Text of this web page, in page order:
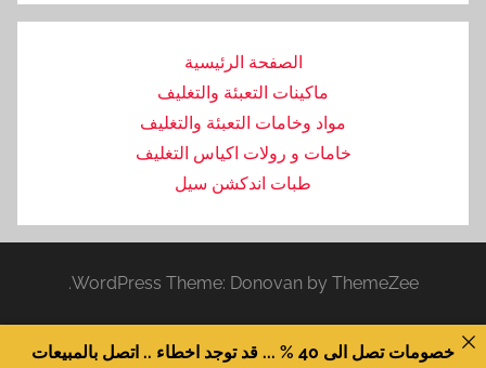
الصفحة الرئيسية
ماكينات التعبئة والتغليف
مواد وخامات التعبئة والتغليف
خامات و رولات اكياس التغليف
طبات اندكشن سيل
WordPress Theme: Donovan by ThemeZee.
خصومات تصل الى 40 % ... قد توجد اخطاء .. اتصل بالمبيعات